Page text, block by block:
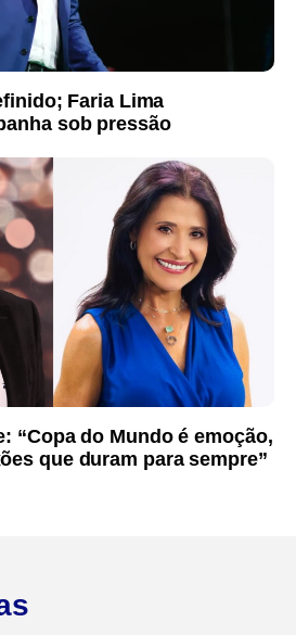
Faria Lima
sob pressão
“Copa do Mundo é emoção,
que duram para sempre”